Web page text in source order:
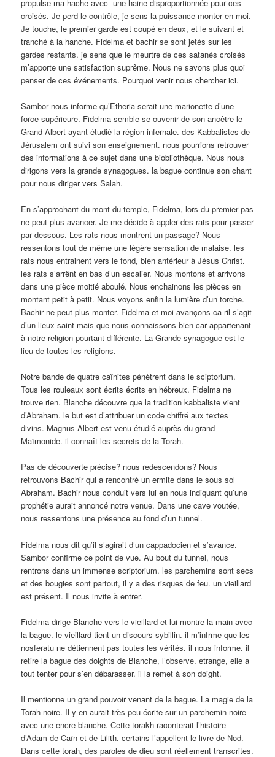
propulse ma hache avec une haine disproportionnée pour ces
croisés. Je perd le contrôle, je sens la puissance monter en moi.
Je touche, le premier garde est coupé en deux, et le suivant et
tranché à la hanche. Fidelma et bachir se sont jetés sur les
gardes restants. je sens que le meurtre de ces satanés croisés
m’apporte une satisfaction suprême. Nous ne savons plus quoi
penser de ces événements. Pourquoi venir nous chercher ici.
Sambor nous informe qu’Etheria serait une marionette d’une
force supérieure. Fidelma semble se ouvenir de son ancêtre le
Grand Albert ayant étudié la région infernale. des Kabbalistes de
Jérusalem ont suivi son enseignement. nous pourrions retrouver
des informations à ce sujet dans une biobliothèque. Nous nous
dirigons vers la grande synagogues. la bague continue son chant
pour nous diriger vers Salah.
En s’approchant du mont du temple, Fidelma, lors du premier pas
ne peut plus avancer. Je me décide à appler des rats pour passer
par dessous. Les rats nous montrent un passage? Nous
ressentons tout de même une légère sensation de malaise. les
rats nous entrainent vers le fond, bien antérieur à Jésus Christ.
les rats s’arrênt en bas d’un escalier. Nous montons et arrivons
dans une pièce moitié aboulé. Nous enchainons les pièces en
montant petit à petit. Nous voyons enfin la lumière d’un torche.
Bachir ne peut plus monter. Fidelma et moi avançons ca ril s’agit
d’un lieux saint mais que nous connaissons bien car appartenant
à notre religion pourtant différente. La Grande synagogue est le
lieu de toutes les religions.
Notre bande de quatre caïnites pénètrent dans le sciptorium.
Tous les rouleaux sont écrits écrits en hébreux. Fidelma ne
trouve rien. Blanche découvre que la tradition kabbaliste vient
d’Abraham. le but est d’attribuer un code chiffré aux textes
divins. Magnus Albert est venu étudié auprès du grand
Maïmonide. il connaît les secrets de la Torah.
Pas de découverte précise? nous redescendons? Nous
retrouvons Bachir qui a rencontré un ermite dans le sous sol
Abraham. Bachir nous conduit vers lui en nous indiquant qu’une
prophétie aurait annoncé notre venue. Dans une cave voutée,
nous ressentons une présence au fond d’un tunnel.
Fidelma nous dit qu’il s’agirait d’un cappadocien et s’avance.
Sambor confirme ce point de vue. Au bout du tunnel, nous
rentrons dans un immense scriptorium. les parchemins sont secs
et des bougies sont partout, il y a des risques de feu. un vieillard
est présent. Il nous invite à entrer.
Fidelma dirige Blanche vers le vieillard et lui montre la main avec
la bague. le vieillard tient un discours sybillin. il m’infrme que les
nosferatu ne détiennent pas toutes les vérités. il nous informe. il
retire la bague des doights de Blanche, l’observe. etrange, elle a
tout tenter pour s’en débarasser. il la remet à son doight.
Il mentionne un grand pouvoir venant de la bague. La magie de la
Torah noire. Il y en aurait très peu écrite sur un parchemin noire
avec une encre blanche. Cette torakh raconterait l’histoire
d’Adam de Caïn et de Lilith. certains l’appellent le livre de Nod.
Dans cette torah, des paroles de dieu sont réellement transcrites.